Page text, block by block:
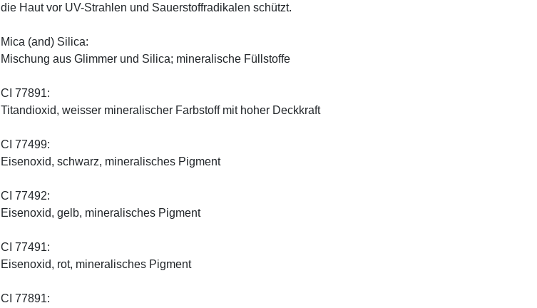
die Haut vor UV-Strahlen und Sauerstoffradikalen schützt.
Mica (and) Silica:
Mischung aus Glimmer und Silica; mineralische Füllstoffe
CI 77891:
Titandioxid, weisser mineralischer Farbstoff mit hoher Deckkraft
CI 77499:
Eisenoxid, schwarz, mineralisches Pigment
CI 77492:
Eisenoxid, gelb, mineralisches Pigment
CI 77491:
Eisenoxid, rot, mineralisches Pigment
CI 77891: